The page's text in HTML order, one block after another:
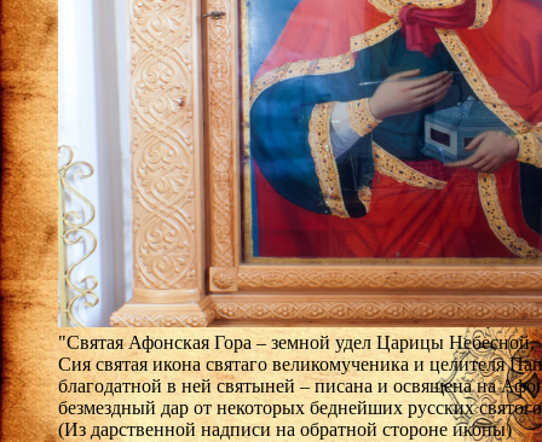
"Святая Афонская Гора – земной удел Царицы Небесной,
Сия святая икона святаго великомученика и целителя
благодатной в ней святыней – писана и освящена на
безмездный дар от некоторых беднейших русских
(Из дарственной надписи на обратной стороне иконы)